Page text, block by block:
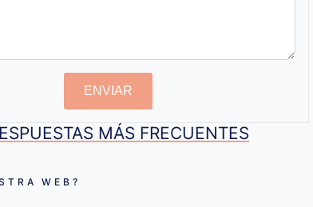
ENVIAR
MÁS FRECUENTES
WEB?